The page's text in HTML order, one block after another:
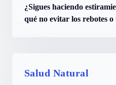
¿Sigues haciendo
qué no evitar los rebotes
Salud Natural